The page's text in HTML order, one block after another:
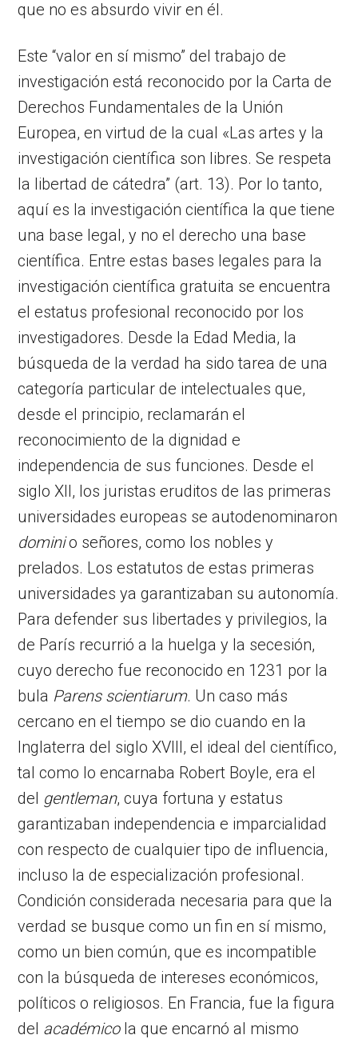
que no es absurdo vivir en él.
Este “valor en sí mismo” del trabajo de
investigación está reconocido por la Carta de
Derechos Fundamentales de la Unión
Europea, en virtud de la cual «Las artes y la
investigación científica son libres. Se respeta
la libertad de cátedra” (art. 13). Por lo tanto,
aquí es la investigación científica la que tiene
una base legal, y no el derecho una base
científica. Entre estas bases legales para la
investigación científica gratuita se encuentra
el estatus profesional reconocido por los
investigadores. Desde la Edad Media, la
búsqueda de la verdad ha sido tarea de una
categoría particular de intelectuales que,
desde el principio, reclamarán el
reconocimiento de la dignidad e
independencia de sus funciones. Desde el
siglo XII, los juristas eruditos de las primeras
universidades europeas se autodenominaron
dominio señores, como los nobles y
prelados. Los estatutos de estas primeras
universidades ya garantizaban su autonomía.
Para defender sus libertades y privilegios, la
de París recurrió a la huelga y la secesión,
cuyo derecho fue reconocido en 1231 por la
bula Parens scientiarum. Un caso más
cercano en el tiempo se dio cuando en la
Inglaterra del siglo XVIII, el ideal del científico,
tal como lo encarnaba Robert Boyle, era el
del gentleman, cuya fortuna y estatus
garantizaban independencia e imparcialidad
con respecto de cualquier tipo de influencia,
incluso la de especialización profesional.
Condición considerada necesaria para que la
verdad se busque como un fin en sí mismo,
como un bien común, que es incompatible
con la búsqueda de intereses económicos,
políticos o religiosos. En Francia, fue la figura
del académicola que encarnó al mismo